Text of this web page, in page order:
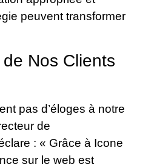
peuvent transformer
Nos Clients
pas d’éloges à notre
de
: « Grâce à Icone
sur le web est